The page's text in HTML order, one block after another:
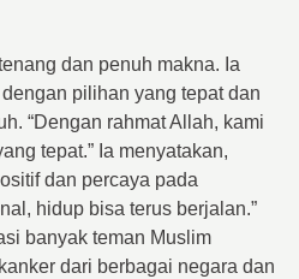
dan penuh makna. Ia
pilihan yang tepat dan
“Dengan rahmat Allah, kami
tepat.” Ia menyatakan,
dan percaya pada
hidup bisa terus berjalan.”
banyak teman Muslim
dari berbagai negara dan